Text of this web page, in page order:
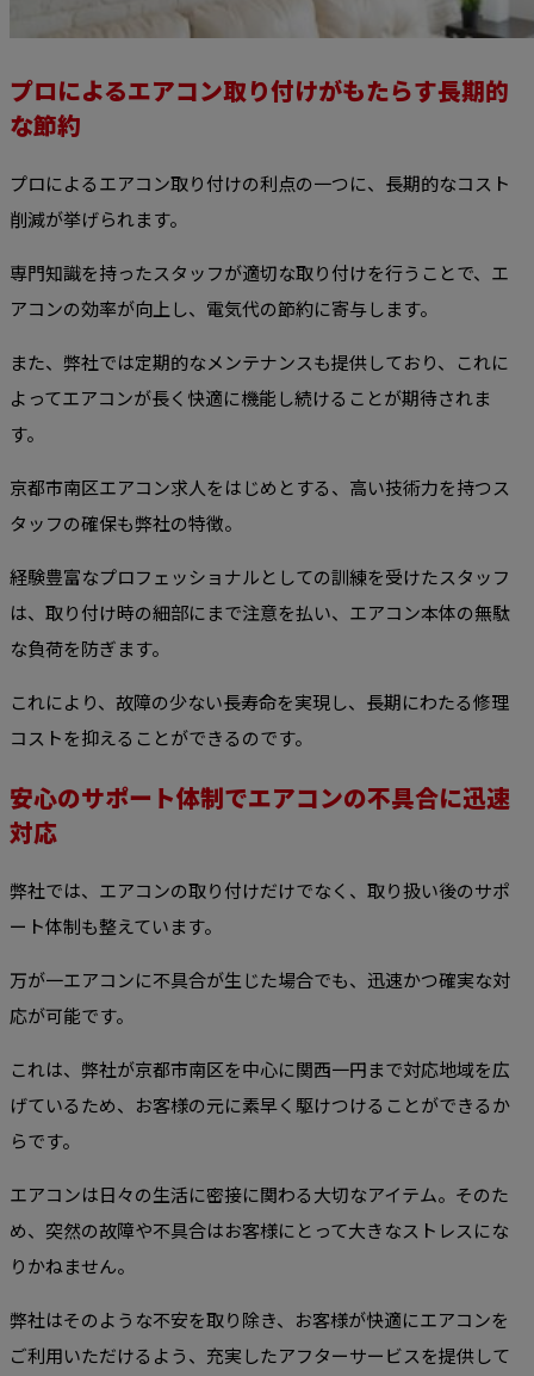
プロによるエアコン取り付けがもたらす長期的
な節約
プロによるエアコン取り付けの利点の一つに、長期的なコスト
削減が挙げられます。
専門知識を持ったスタッフが適切な取り付けを行うことで、エ
アコンの効率が向上し、電気代の節約に寄与します。
また、弊社では定期的なメンテナンスも提供しており、これに
よってエアコンが長く快適に機能し続けることが期待されま
す。
京都市南区エアコン求人をはじめとする、高い技術力を持つス
タッフの確保も弊社の特徴。
経験豊富なプロフェッショナルとしての訓練を受けたスタッフ
は、取り付け時の細部にまで注意を払い、エアコン本体の無駄
な負荷を防ぎます。
これにより、故障の少ない長寿命を実現し、長期にわたる修理
コストを抑えることができるのです。
安心のサポート体制でエアコンの不具合に迅速
対応
弊社では、エアコンの取り付けだけでなく、取り扱い後のサポ
ート体制も整えています。
万が一エアコンに不具合が生じた場合でも、迅速かつ確実な対
応が可能です。
これは、弊社が京都市南区を中心に関西一円まで対応地域を広
げているため、お客様の元に素早く駆けつけることができるか
らです。
エアコンは日々の生活に密接に関わる大切なアイテム。そのた
め、突然の故障や不具合はお客様にとって大きなストレスにな
りかねません。
弊社はそのような不安を取り除き、お客様が快適にエアコンを
ご利用いただけるよう、充実したアフターサービスを提供して